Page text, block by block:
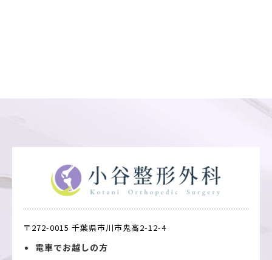
〒272-0015 千葉県市川市鬼高2-12-4
電車でお越しの方